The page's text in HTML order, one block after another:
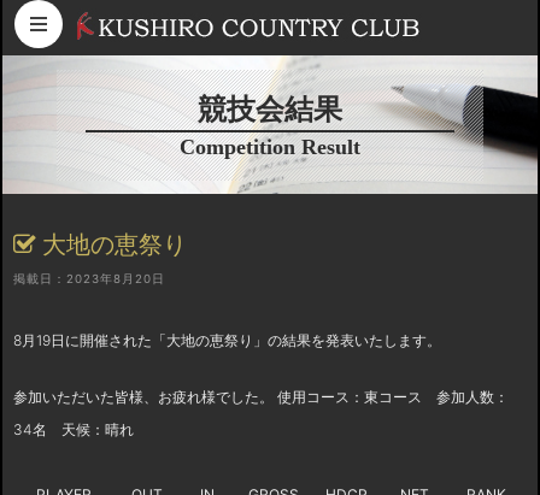
コンテンツへスキップ
競技会結果
Competition Result
大地の恵祭り
掲載日：2023年8月20日
8月19日に開催された「大地の恵祭り」の結果を発表いたします。
参加いただいた皆様、お疲れ様でした。 使用コース：東コース 参加人数：
34名 天候：晴れ